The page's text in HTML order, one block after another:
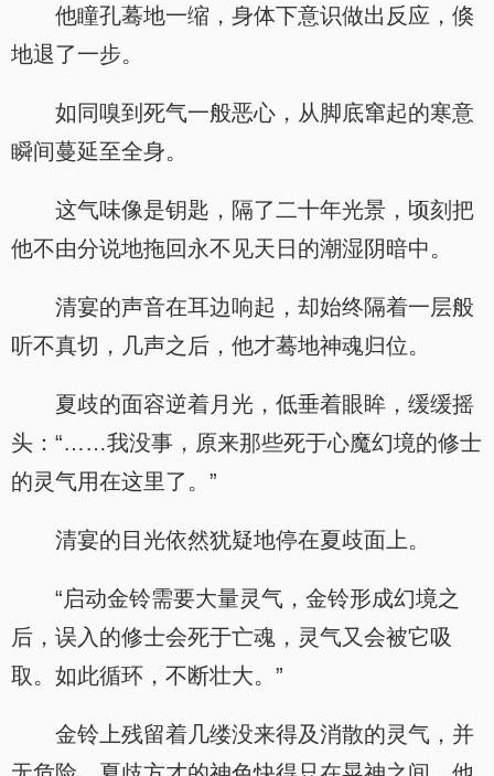
他瞳孔蓦地一缩，身体下意识做出反应，倏
地退了一步。
如同嗅到死气一般恶心，从脚底窜起的寒意
瞬间蔓延至全身。
这气味像是钥匙，隔了二十年光景，顷刻把
他不由分说地拖回永不见天日的潮湿阴暗中。
清宴的声音在耳边响起，却始终隔着一层般
听不真切，几声之后，他才蓦地神魂归位。
夏歧的面容逆着月光，低垂着眼眸，缓缓摇
头：“……我没事，原来那些死于心魔幻境的修士
的灵气用在这里了。”
清宴的目光依然犹疑地停在夏歧面上。
“启动金铃需要大量灵气，金铃形成幻境之
后，误入的修士会死于亡魂，灵气又会被它吸
取。如此循环，不断壮大。”
金铃上残留着几缕没来得及消散的灵气，并